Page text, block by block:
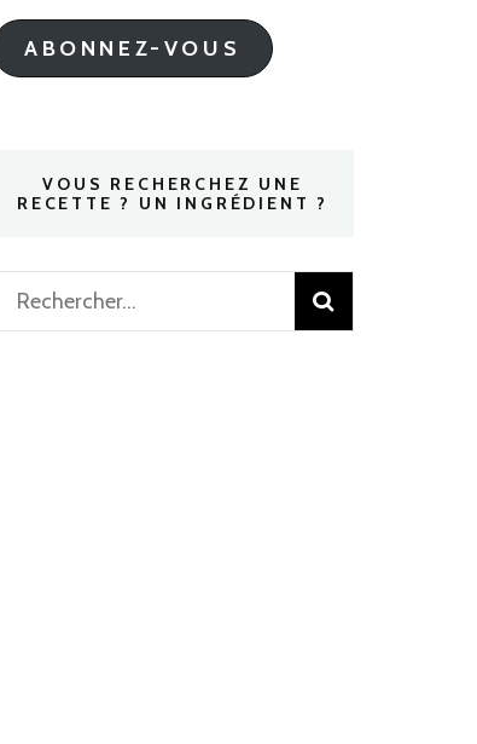
mail
ABONNEZ-VOUS
VOUS RECHERCHEZ UNE
RECETTE ? UN INGRÉDIENT ?
Rechercher :